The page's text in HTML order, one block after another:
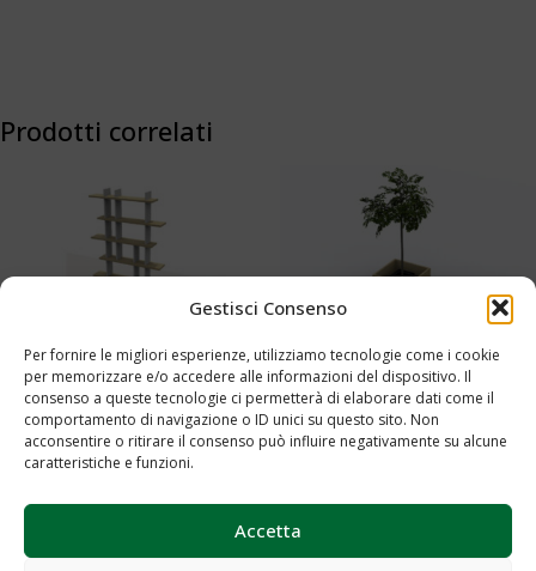
Gestisci Consenso
Per fornire le migliori esperienze, utilizziamo tecnologie come i cookie
per memorizzare e/o accedere alle informazioni del dispositivo. Il
consenso a queste tecnologie ci permetterà di elaborare dati come il
comportamento di navigazione o ID unici su questo sito. Non
acconsentire o ritirare il consenso può influire negativamente su alcune
caratteristiche e funzioni.
Accetta
Prodotti correlati
Libreria a Muro Cod. 0562
Aggiungi al preventivo
Fioriera Cod.0053
Aggiungi al preventivo